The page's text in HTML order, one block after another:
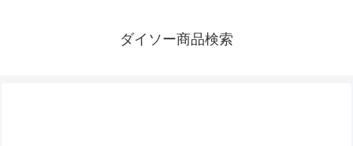
ダイソー商品検索